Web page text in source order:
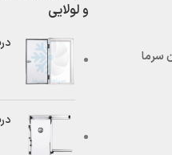
و لولایی